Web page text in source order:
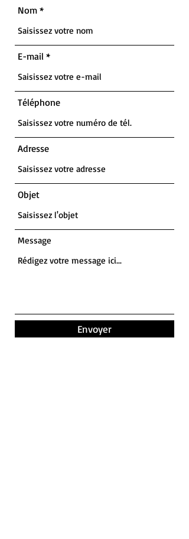
Nom
E-mail
Téléphone
Adresse
Objet
Message
Envoyer